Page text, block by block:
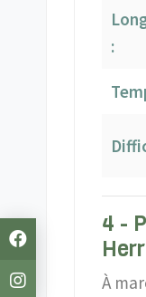
:
4 -
À